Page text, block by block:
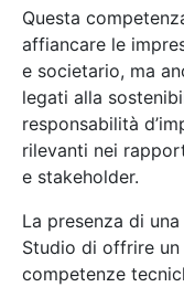
Questa
affiancare le
e societario, ma
legati alla
responsabilità
rilevanti nei
e stakeholder.
La presenza di
Studio di offrire
competenze